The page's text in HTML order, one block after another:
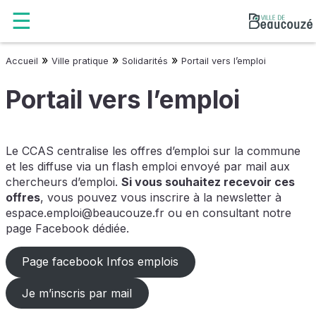
Accueil » Ville pratique » Solidarités » Portail vers l’emploi
Portail vers l’emploi
Le CCAS centralise les offres d’emploi sur la commune
et les diffuse via un flash emploi envoyé par mail aux
chercheurs d’emploi. Si vous souhaitez recevoir ces
offres, vous pouvez vous inscrire à la newsletter à
espace.emploi@beaucouze.fr ou en consultant notre
page Facebook dédiée.
Page facebook Infos emplois
Je m’inscris par mail